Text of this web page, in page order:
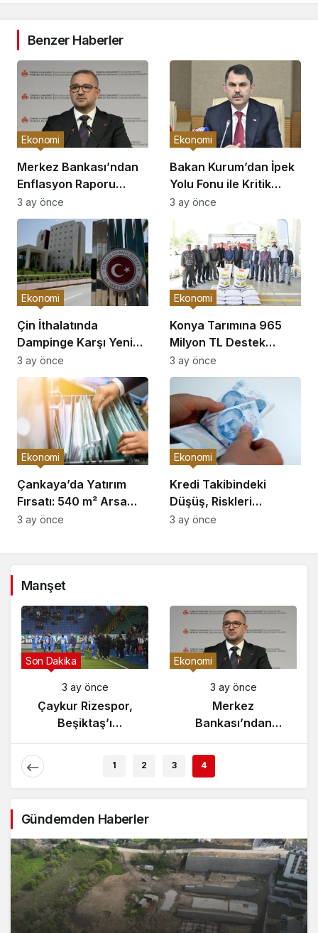
Benzer Haberler
Merkez Bankası’ndan
Enflasyon Raporu
Açıklaması
Ekonomi
3 ay önce
Bakan Kurum’dan İpek
Yolu Fonu ile Kritik
Görüşme
Ekonomi
3 ay önce
Çin İthalatında
Dampinge Karşı Yeni
Önlemler!
Ekonomi
3 ay önce
Konya Tarımına 965
Milyon TL Destek
Açıklaması
Ekonomi
3 ay önce
Çankaya’da Yatırım
Fırsatı: 540 m² Arsa
Satışı
Ekonomi
3 ay önce
Kredi Takibindeki
Düşüş, Riskleri
Artırıyor!
Ekonomi
3 ay önce
Manşet
Gündem
3 ay önce
Yunanistan’da
Zeybek Tartışması
Alevlendi!
Son Dakika
3 ay önce
Çaykur Rizespor,
Beşiktaş’ı
Ağırlıyor!
1 2 3 4
Gündemden Haberler